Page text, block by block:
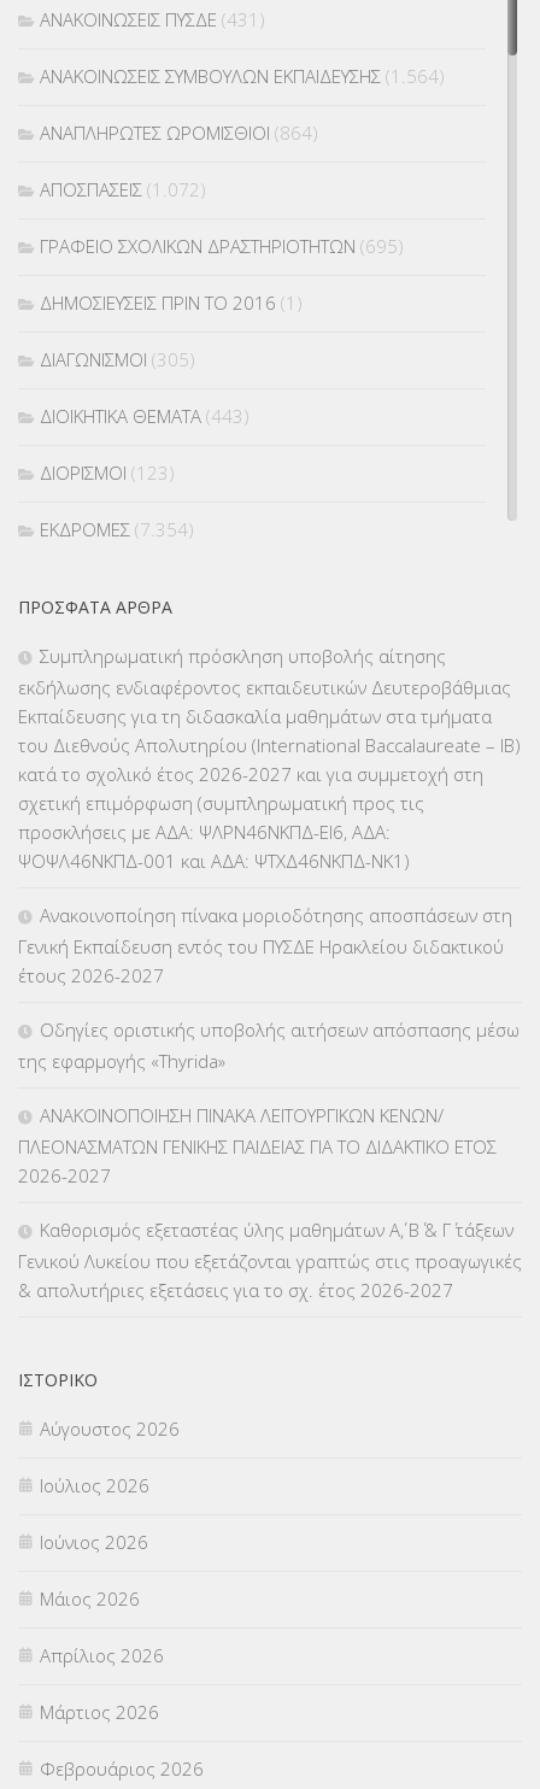
ΑΝΑΚΟΙΝΩΣΕΙΣ ΠΥΣΔΕ (431)
ΑΝΑΚΟΙΝΩΣΕΙΣ ΣΥΜΒΟΥΛΩΝ ΕΚΠΑΙΔΕΥΣΗΣ (1.564)
ΑΝΑΠΛΗΡΩΤΕΣ ΩΡΟΜΙΣΘΙΟΙ (864)
ΑΠΟΣΠΑΣΕΙΣ (1.072)
ΓΡΑΦΕΙΟ ΣΧΟΛΙΚΩΝ ΔΡΑΣΤΗΡΙΟΤΗΤΩΝ (695)
ΔΗΜΟΣΙΕΥΣΕΙΣ ΠΡΙΝ ΤΟ 2016 (1)
ΔΙΑΓΩΝΙΣΜΟΙ (305)
ΔΙΟΙΚΗΤΙΚΑ ΘΕΜΑΤΑ (443)
ΔΙΟΡΙΣΜΟΙ (123)
ΕΚΔΡΟΜΕΣ (7.354)
ΕΠΙΜΟΡΦΩΣΗ Τ.Π.Ε.(10)
ΕΥΡΩΠΑΪΚΑ ΠΡΟΓΡΑΜΜΑΤΑ(230)
ΚΕΣΥ (60)
ΚΕΣΥΠ(109)
ΚΠγ – ΚΡΑΤΙΚΟ ΠΙΣΤΟΠΟΙΗΤΙΚΟ ΓΛΩΣΣΟΜΑΘΕΙΑΣ(135)
ΚΠπ- ΚΡΑΤΙΚΟ ΠΙΣΤΟΠΟΙΗΤΙΚΟ ΠΛΗΡΟΦΟΡΙΚΗΣ
ΛΟΙΠΑ(309)
ΜΕΤΑΘΕΣΕΙΣ-ΤΟΠΟΘΕΤΗΣΕΙΣ ΒΕΛΤΙΩΣΕΙΣ(319)
ΜΕΤΑΦΟΡΑ ΜΑΘΗΤΩΝ(3)
ΟΙΚΟΝΟΜΙΚΑ ΘΕΜΑΤΑ
Π.Ε.Κ. ΗΡΑΚΛΕΙΟΥ
ΠΑΝΕΛΛΑΔΙΚΕΣ ΕΞΕΤΑΣΕΙΣ
ΠΡΟΚΗΡΥΞΕΙΣ
ΣΕΜΙΝΑΡΙΑ – ΗΜΕΡΙΔΕΣ
ΣΕΠ(50)
ΣΤΕΛΕΧΗ (360)
ΣΥΜΒΟΥΛΕΥΤΙΚΟΣ ΣΤΑΘΜΟΣ ΝΕΩΝ
ΠΡΌΣΦΑΤΑ ΆΡΘΡΑ
Συμπληρωματική πρόσκληση υποβολής αίτησης
εκδήλωσης ενδιαφέροντος εκπαιδευτικών Δευτεροβάθμιας
Εκπαίδευσης για τη διδασκαλία μαθημάτων στα τμήματα
του Διεθνούς Απολυτηρίου (International Baccalaureate – IB)
κατά το σχολικό έτος 2026-2027 και για συμμετοχή στη
σχετική επιμόρφωση (συμπληρωματική προς τις
προσκλήσεις με ΑΔΑ: ΨΛΡΝ46ΝΚΠΔ-ΕΙ6, ΑΔΑ:
ΨΟΨΛ46ΝΚΠΔ-001 και ΑΔΑ: ΨΤΧΔ46ΝΚΠΔ-ΝΚ1)
Ανακοινοποίηση πίνακα μοριοδότησης αποσπάσεων στη
Γενική Εκπαίδευση εντός του ΠΥΣΔΕ Ηρακλείου διδακτικού
έτους 2026-2027
Οδηγίες οριστικής υποβολής αιτήσεων απόσπασης μέσω
της εφαρμογής «Thyrida»
ΑΝΑΚΟΙΝΟΠΟΙΗΣΗ ΠΙΝΑΚΑ ΛΕΙΤΟΥΡΓΙΚΩΝ ΚΕΝΩΝ/
ΠΛΕΟΝΑΣΜΑΤΩΝ ΓΕΝΙΚΗΣ ΠΑΙΔΕΙΑΣ ΓΙΑ ΤΟ ΔΙΔΑΚΤΙΚΟ ΕΤΟΣ
2026-2027
Καθορισμός εξεταστέας ύλης μαθημάτων Α΄, Β΄ & Γ΄ τάξεων
Γενικού Λυκείου που εξετάζονται γραπτώς στις προαγωγικές
& απολυτήριες εξετάσεις για το σχ. έτος 2026-2027
ΙΣΤΟΡΙΚΌ
Αύγουστος 2026
Ιούλιος 2026
Ιούνιος 2026
Μάιος 2026
Απρίλιος 2026
Μάρτιος 2026
Φεβρουάριος 2026